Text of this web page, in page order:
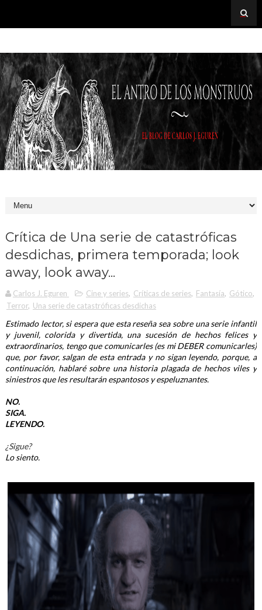
Crítica de Una serie de catastróficas
desdichas, primera temporada; look
away, look away...
Carlos J. Eguren Cine y series, Críticas de series, Fantasía, Gótico,
Terror, Una serie de catastróficas desdichas
Estimado lector, si espera que esta reseña sea sobre una serie infantil
y juvenil, colorida y divertida, una sucesión de hechos felices y
extraordinarios, tengo que comunicarles (es mi DEBER comunicarles)
que, por favor, salgan de esta entrada y no sigan leyendo, porque, a
continuación, hablaré sobre una historia plagada de hechos viles y
siniestros que les resultarán espantosos y espeluznantes.
NO.
SIGA.
LEYENDO.
¿Sigue?
Lo siento.